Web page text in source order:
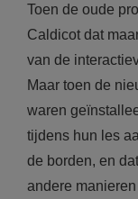
Toen de oude
Caldicot dat
van de
Maar toen de
waren
tijdens hun les
de borden, en
andere